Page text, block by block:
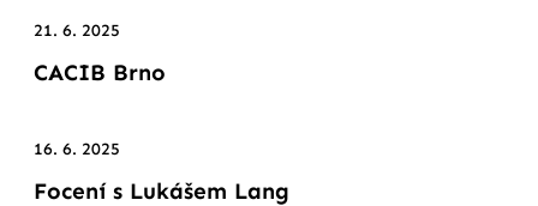
21. 6. 2025
CACIB Brno
16. 6. 2025
Focení s Lukášem Lang